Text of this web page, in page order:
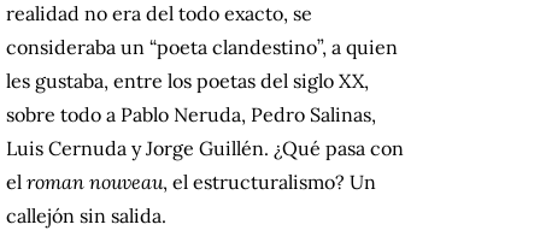
realidad no era del todo exacto, se
consideraba un “poeta clandestino”, a quien
les gustaba, entre los poetas del siglo XX,
sobre todo a Pablo Neruda, Pedro Salinas,
Luis Cernuda y Jorge Guillén. ¿Qué pasa con
el roman nouveau, el estructuralismo? Un
callejón sin salida.